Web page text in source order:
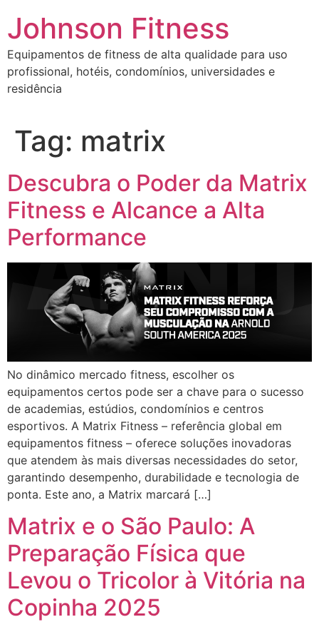
Johnson Fitness
Equipamentos de fitness de alta qualidade para uso
profissional, hotéis, condomínios, universidades e
residência
Tag: matrix
Descubra o Poder da Matrix
Fitness e Alcance a Alta
Performance
No dinâmico mercado fitness, escolher os
equipamentos certos pode ser a chave para o sucesso
de academias, estúdios, condomínios e centros
esportivos. A Matrix Fitness – referência global em
equipamentos fitness – oferece soluções inovadoras
que atendem às mais diversas necessidades do setor,
garantindo desempenho, durabilidade e tecnologia de
ponta. Este ano, a Matrix marcará […]
Matrix e o São Paulo: A
Preparação Física que
Levou o Tricolor à Vitória na
Copinha 2025